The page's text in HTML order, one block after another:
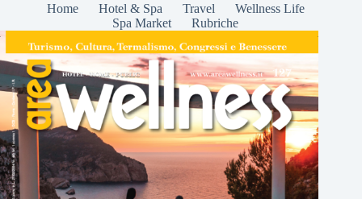
Home Hotel & Spa Travel
Wellness Life
Spa Market
Rubriche